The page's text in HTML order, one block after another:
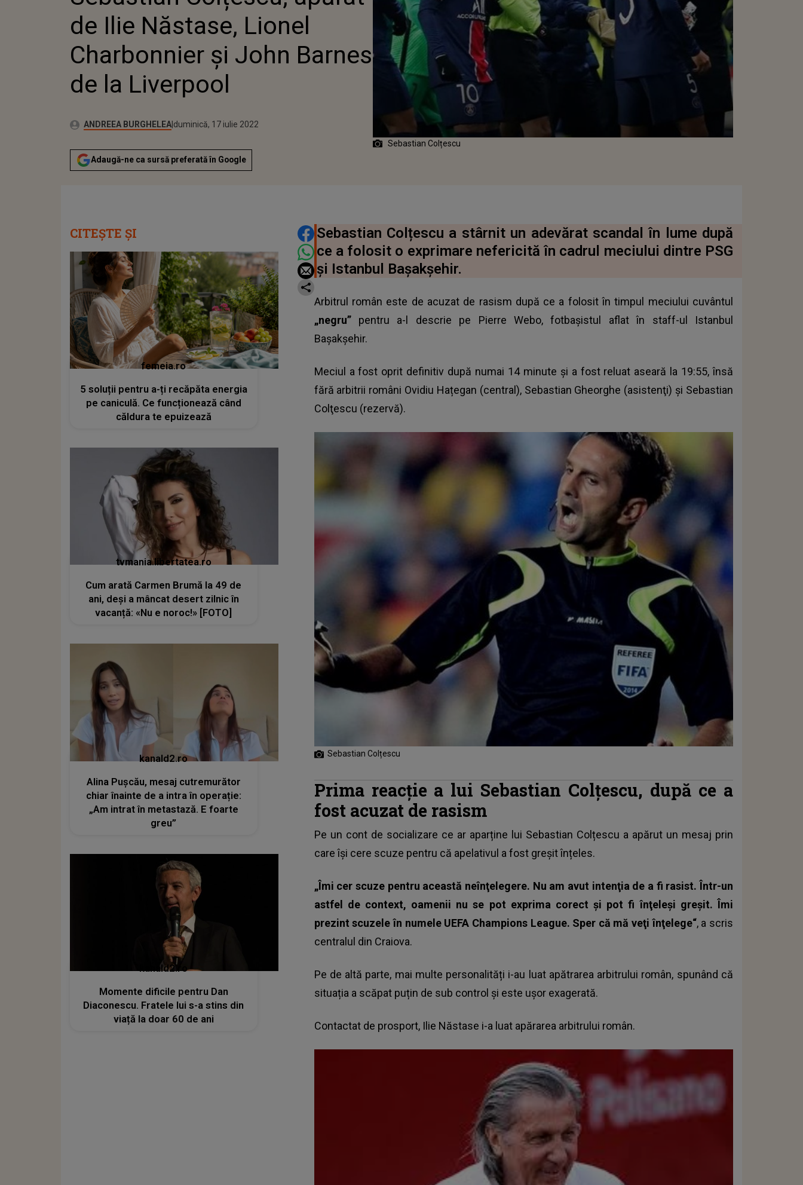
de Ilie Năstase, Lionel
Charbonnier și John Barnes
de la Liverpool
Autor:ANDREEA BURGHELEAPublicat:
joi, 10 decembrie 2020
Actualizat:
duminică, 17 iulie 2022
Adaugă-ne ca sursă preferată în Google
Sebastian Colțescu
DISTRIBUIE ARTICOLUL
Sebastian Colțescu a stârnit un adevărat scandal în lume după
ce a folosit o exprimare nefericită în cadrul meciului dintre PSG
și Istanbul Bașakșehir.
Arbitrul român este de acuzat de rasism după ce a folosit în timpul meciului cuvântul
„negru” pentru a-l descrie pe Pierre Webo, fotbașistul aflat în staff-ul Istanbul
Başakşehir.
Meciul a fost oprit definitiv după numai 14 minute și a fost reluat aseară la 19:55, însă
fără arbitrii români Ovidiu Hațegan (central), Sebastian Gheorghe (asistenţi) şi Sebastian
Colţescu (rezervă).
Sebastian Colțescu
Prima reacţie a lui Sebastian Colţescu, după ce a
fost acuzat de rasism
Pe un cont de socializare ce ar aparține lui Sebastian Colțescu a apărut un mesaj prin
care își cere scuze pentru că apelativul a fost greșit înțeles.
„Îmi cer scuze pentru această neînţelegere. Nu am avut intenţia de a fi rasist. Într-un
astfel de context, oamenii nu se pot exprima corect şi pot fi înţeleşi greşit. Îmi
prezint scuzele în numele UEFA Champions League. Sper că mă veţi înţelege“, a scris
centralul din Craiova.
Pe de altă parte, mai multe personalități i-au luat apătrarea arbitrului român, spunând că
situația a scăpat puțin de sub control și este ușor exagerată.
Contactat de prosport, Ilie Năstase i-a luat apărarea arbitrului român.
CITEȘTE ȘI
femeia.ro
5 soluții pentru a-ți recăpăta energia
pe caniculă. Ce funcționează când
căldura te epuizează
tvmania.libertatea.ro
Cum arată Carmen Brumă la 49 de
ani, deși a mâncat desert zilnic în
vacanță: «Nu e noroc!» [FOTO]
kanald2.ro
Alina Pușcău, mesaj cutremurător
chiar înainte de a intra în operație:
„Am intrat în metastază. E foarte
greu”
kanald2.ro
Momente dificile pentru Dan
Diaconescu. Fratele lui s-a stins din
viață la doar 60 de ani